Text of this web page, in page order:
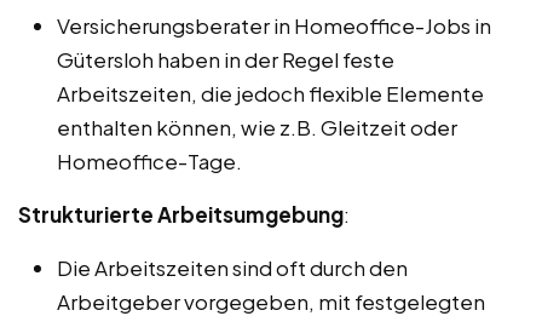
Versicherungsberater in Homeoffice-Jobs in
Gütersloh haben in der Regel feste
Arbeitszeiten, die jedoch flexible Elemente
enthalten können, wie z.B. Gleitzeit oder
Homeoffice-Tage.
Strukturierte Arbeitsumgebung:
Die Arbeitszeiten sind oft durch den
Arbeitgeber vorgegeben, mit festgelegten